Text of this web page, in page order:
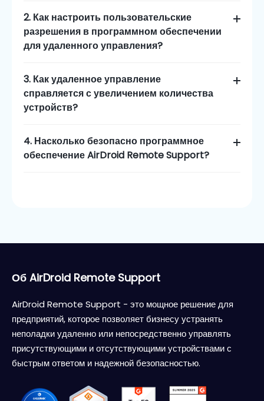
2. Как настроить пользовательские
разрешения в программном обеспечении
для удаленного управления?
3. Как удаленное управление
справляется с увеличением количества
устройств?
4. Насколько безопасно программное
обеспечение AirDroid Remote Support?
Об AirDroid Remote Support
AirDroid Remote Support - это мощное решение для
предприятий, которое позволяет бизнесу устранять
неполадки удаленно или непосредственно управлять
присутствующими и отсутствующими устройствами с
быстрым ответом и надежной безопасностью.